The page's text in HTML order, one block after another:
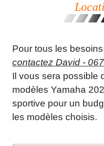
Pour tous les
contactez David -
Il vous sera possible
modèles Yamaha
sportive pour un
les modèles choisis.